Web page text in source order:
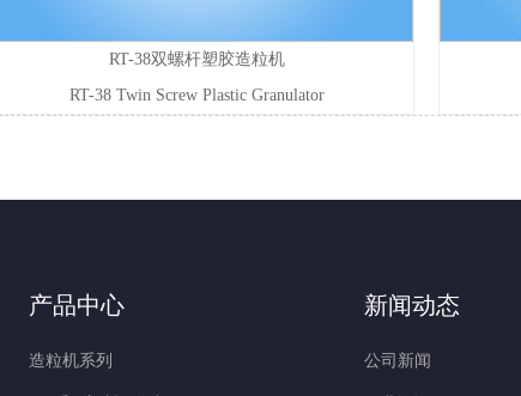
RT-38双螺杆塑胶造粒机
RT-38 Twin Screw Plastic Granulator
产品中心
造粒机系列
新闻动态
公司新闻